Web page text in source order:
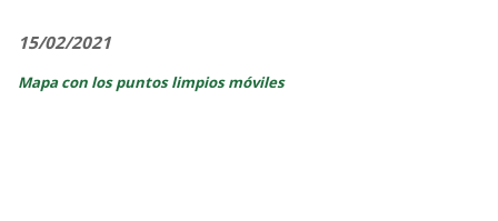
15/02/2021
Mapa con los puntos limpios móviles